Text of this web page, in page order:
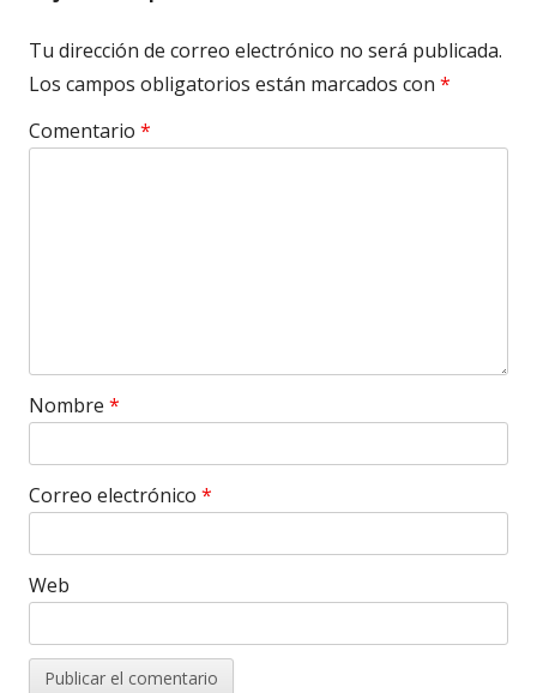
Tu dirección de correo electrónico no será publicada.
Los campos obligatorios están marcados con *
Comentario *
Nombre *
Correo electrónico *
Web